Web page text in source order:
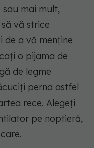
mai mult,
vă strice
de a vă menține
o pijama de
de legme
perna astfel
rece. Alegeți
pe noptieră,